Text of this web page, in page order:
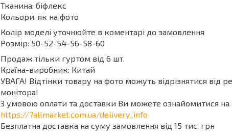
Тканина: біфлекс
Кольори, як на фото
Колір моделі уточнюйте в коментарі до замовлення
Розмір: 50-52-54-56-58-60
Продаж тільки гуртом від 6 шт.
Країна-виробник: Китай
УВАГА! Відтінки товару на фото можуть відрізнятися від
монітора!
З умовою оплати та доставки Ви можете ознайомитися на
https://7allmarket.com.ua/delivery_info
Безплатна доставка на суму замовлення від 15 тис. грн